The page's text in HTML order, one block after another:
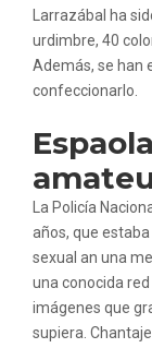
Larrazábal ha
urdimbre, 40
Además, se han
confeccionarlo.
La Policía
años, que
sexual an una
una conocida
imágenes que
supiera.